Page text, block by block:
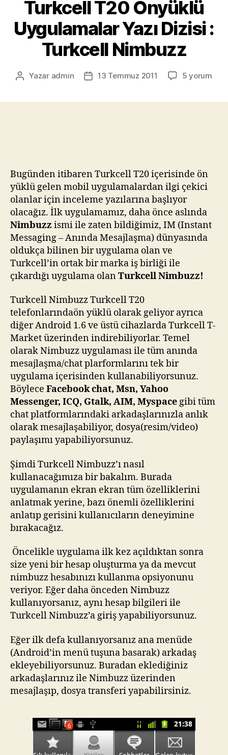
Turkcell T20 Önyüklü
Uygulamalar Yazı Dizisi :
Turkcell Nimbuzz
Yazının
Yazar admin
Yazı13 Temmuz 2011
Turkcell
için
5 yorum
Bugünden itibaren Turkcell T20 içerisinde ön
yüklü gelen mobil uygulamalardan ilgi çekici
olanlar için inceleme yazılarına başlıyor
olacağız. İlk uygulamamız, daha önce aslında
Nimbuzz ismi ile zaten bildiğimiz, IM (Instant
Messaging – Anında Mesajlaşma) dünyasında
oldukça bilinen bir uygulama olan ve
Turkcell’in ortak bir marka iş birliği ile
çıkardığı uygulama olanTurkcell Nimbuzz!
Turkcell Nimbuzz Turkcell T20
telefonlarındaön yüklü olarak geliyor ayrıca
diğer Android 1.6 ve üstü cihazlarda Turkcell T-
Market üzerinden indirebiliyorlar. Temel
olarak Nimbuzz uygulaması ile tüm anında
mesajlaşma/chat plarformlarını tek bir
uygulama içerisinden kullanabiliyorsunuz.
Böylece Facebook chat, Msn, Yahoo
Messenger, ICQ, Gtalk, AIM, Myspacegibi tüm
chat platformlarındaki arkadaşlarınızla anlık
olarak mesajlaşabiliyor, dosya(resim/video)
paylaşımı yapabiliyorsunuz.
Şimdi Turkcell Nimbuzz’ı nasıl
kullanacağımıza bir bakalım. Burada
uygulamanın ekran ekran tüm özelliklerini
anlatmak yerine, bazı önemli özelliklerini
anlatıp gerisini kullanıcıların deneyimine
bırakacağız.
Öncelikle uygulama ilk kez açıldıktan sonra
size yeni bir hesap oluşturma ya da mevcut
nimbuzz hesabınızı kullanma opsiyonunu
veriyor. Eğer daha önceden Nimbuzz
kullanıyorsanız, aynı hesap bilgileri ile
Turkcell Nimbuzz’a giriş yapabiliyorsunuz.
Eğer ilk defa kullanıyorsanız ana menüde
(Android’in menü tuşuna basarak) arkadaş
ekleyebiliyorsunuz. Buradan eklediğiniz
arkadaşlarınız ile Nimbuzz üzerinden
mesajlaşıp, dosya transferi yapabilirsiniz.